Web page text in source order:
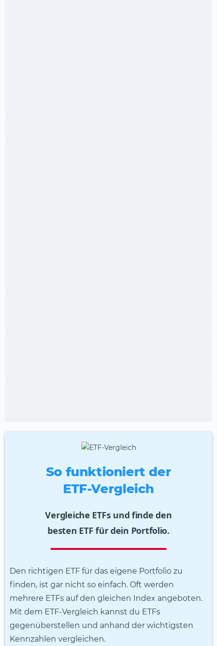
So funktioniert der
ETF-Vergleich
Vergleiche ETFs und finde den
besten ETF für dein Portfolio.
Den richtigen ETF für das eigene Portfolio zu
finden, ist gar nicht so einfach. Oft werden
mehrere ETFs auf den gleichen Index angeboten.
Mit dem ETF-Vergleich kannst du ETFs
gegenüberstellen und anhand der wichtigsten
Kennzahlen vergleichen.